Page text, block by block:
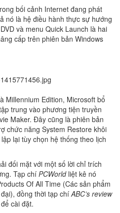
bối cảnh Internet đang phát
nó là hệ điều hành thực sự hướng
và menu Quick Launch là hai
cấp trên phiên bản Windows
Millennium Edition, Microsoft bổ
trung vào phương tiện truyền
Maker. Đây cũng là phiên bản
chức năng System Restore khôi
lại tùy chọn hệ thống theo lịch
đối mặt với một số lời chỉ trích
Tạp chí PCWorldliệt kê nó
Of All Time (Các sản phẩm
đồng thời tạp chíABC’s review
cài đặt.